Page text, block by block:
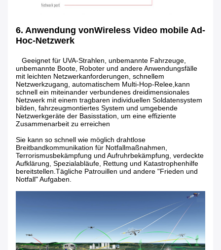
6. Anwendung vonWireless Video mobile Ad-
Hoc-Netzwerk
Geeignet für UVA-Strahlen, unbemannte Fahrzeuge,
unbemannte Boote, Roboter und andere Anwendungsfälle
mit leichten Netzwerkanforderungen, schnellem
Netzwerkzugang, automatischem Multi-Hop-Relee,kann
schnell ein miteinander verbundenes dreidimensionales
Netzwerk mit einem tragbaren individuellen Soldatensystem
bilden, fahrzeugmontiertes System und umgebende
Netzwerkgeräte der Basisstation, um eine effiziente
Zusammenarbeit zu erreichen
Sie kann so schnell wie möglich drahtlose
Breitbandkommunikation für Notfallmaßnahmen,
Terrorismusbekämpfung und Aufruhrbekämpfung, verdeckte
Aufklärung, Spezialabläufe, Rettung und Katastrophenhilfe
bereitstellen.Tägliche Patrouillen und andere "Frieden und
Notfall" Aufgaben.